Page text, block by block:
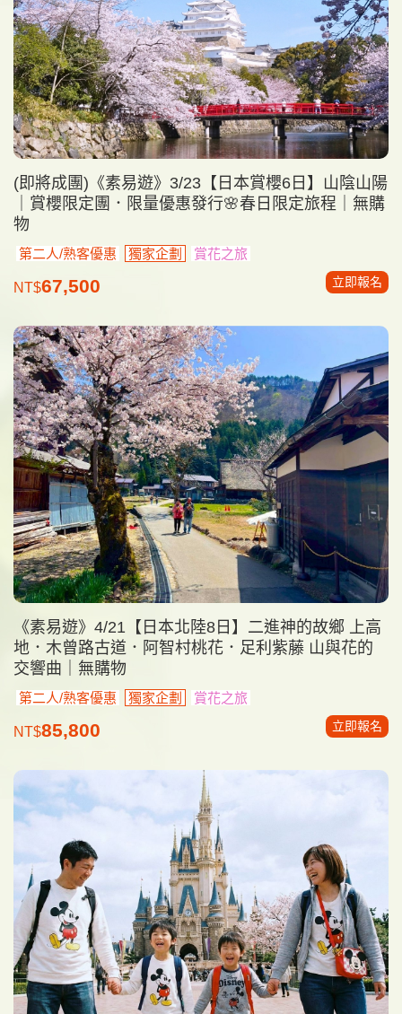
(即將成團)《素易遊》3/23【日本賞櫻6日】山陰山陽
｜賞櫻限定團．限量優惠發行🌸春日限定旅程｜無購
物
第二人/熟客優惠 獨家企劃 賞花之旅
NT$67,500 立即報名
《素易遊》4/21【日本北陸8日】二進神的故鄉 上高
地．木曾路古道．阿智村桃花．足利紫藤 山與花的
交響曲｜無購物
第二人/熟客優惠 獨家企劃 賞花之旅
NT$85,800 立即報名